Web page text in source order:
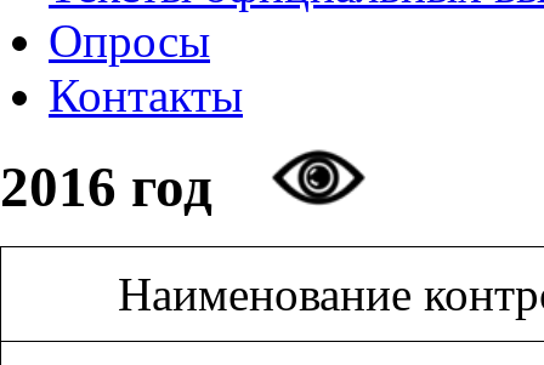
Опросы
Контакты
2016 год
Наименование